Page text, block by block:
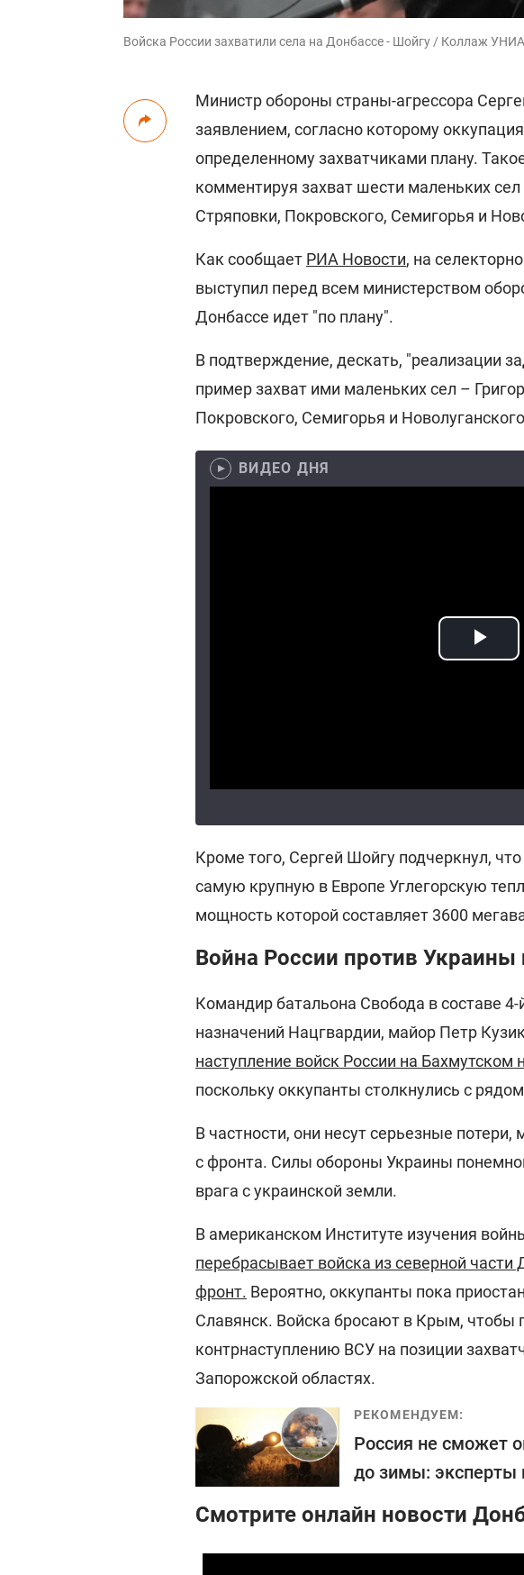
Войска России захватили села на Донбассе - Шойгу / Коллаж
Министр обороны страны-агрессора
заявлением, согласно которому оккупация
определенному захватчиками плану.
комментируя захват шести маленьких сел
Стряповки, Покровского, Семигорья и
Как сообщает РИА Новости, на
выступил перед всем министерством
Донбассе идет "по плану".
В подтверждение, дескать, "реализации
пример захват ими маленьких сел –
Покровского, Семигорья и
ВИДЕО ДНЯ
Кроме того, Сергей Шойгу подчеркнул,
самую крупную в Европе Углегорскую
мощность которой составляет 3600
Война России против Украины
Командир батальона Свобода в составе
назначений Нацгвардии, майор Петр
наступление войск России на Бахмутском
поскольку оккупанты столкнулись с
В частности, они несут серьезные
с фронта. Силы обороны Украины
врага с украинской земли.
В американском Институте изучения
перебрасывает войска из северной
фронт. Вероятно, оккупанты пока
Славянск. Войска бросают в Крым, чтобы
контрнаступлению ВСУ на позиции
Запорожской областях.
РЕКОМЕНДУЕМ:
Россия не сможет
до зимы: эксперты
Смотрите онлайн новости